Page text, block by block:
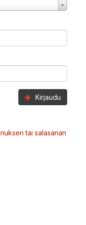
Kirjaudu
tai salasanan